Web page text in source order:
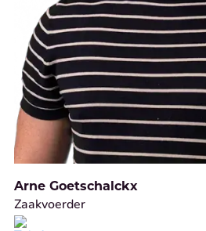
Arne Goetschalckx
Zaakvoerder